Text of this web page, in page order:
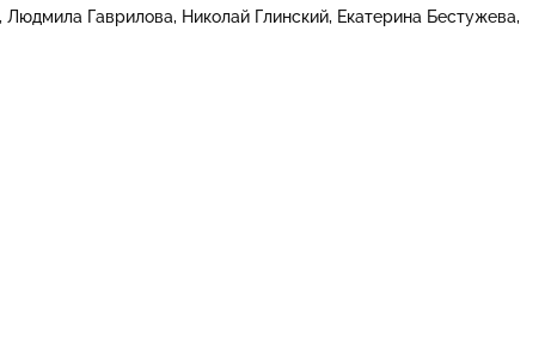
Людмила Гаврилова Николай Глинский Екатерина Бестужева